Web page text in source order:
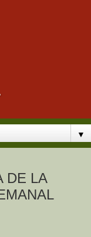
▼
DE LA